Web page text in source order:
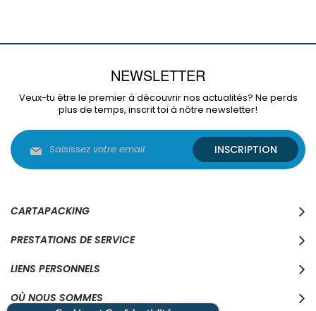
NEWSLETTER
Veux-tu être le premier à découvrir nos actualités? Ne perds
plus de temps, inscrit toi à nôtre newsletter!
à
notre
INSCRIPTION
CARTAPACKING
PRESTATIONS DE SERVICE
LIENS PERSONNELS
OÙ NOUS SOMMES